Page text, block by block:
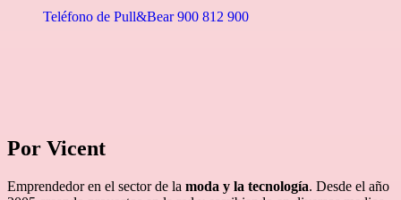
Teléfono de Pull&Bear 900 812 900
Por Vicent
Emprendedor en el sector de la moda y la tecnología. Desde el año